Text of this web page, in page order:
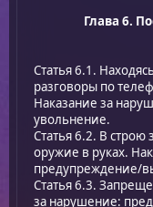
Глава 6.
Статья 6.1.
разговоры по
Наказание за
увольнение.
Статья 6.2. В
оружие в руках.
предупреждение/
Статья 6.3.
за нарушение: